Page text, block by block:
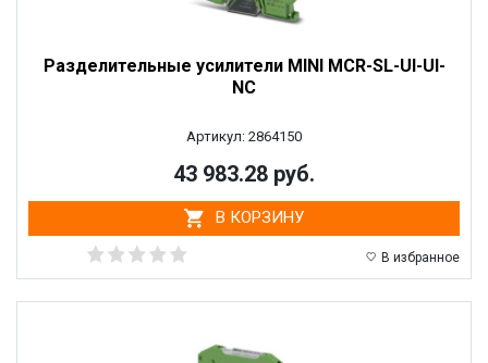
Разделительные усилители MINI MCR-SL-UI-UI-
NC
Артикул: 2864150
43 983.28 руб.
В КОРЗИНУ
В избранное